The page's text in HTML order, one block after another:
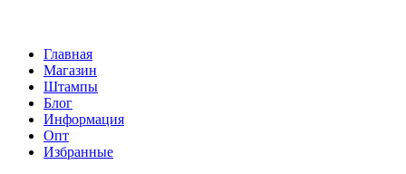
Главная
Магазин
Штампы
Блог
Информация
Опт
Избранные